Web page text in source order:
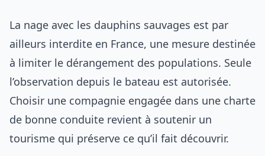
La nage avec les dauphins sauvages est par
ailleurs interdite en France, une mesure destinée
à limiter le dérangement des populations. Seule
l’observation depuis le bateau est autorisée.
Choisir une compagnie engagée dans une charte
de bonne conduite revient à soutenir un
tourisme qui préserve ce qu’il fait découvrir.